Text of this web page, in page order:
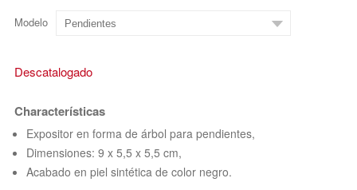
Modelo
Descatalogado
Characterísticas
Expositor en forma de árbol para pendientes,
Dimensiones: 9 x 5,5 x 5,5 cm,
Acabado en piel sintética de color negro.